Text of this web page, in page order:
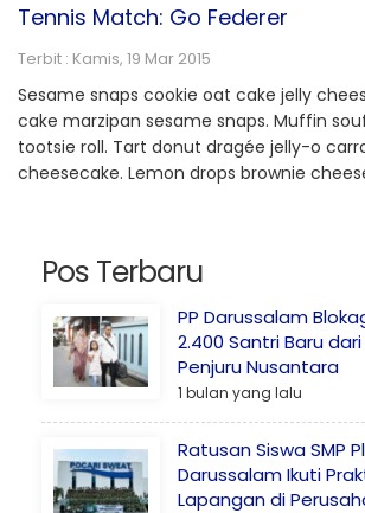
Tennis Match: Go Federer
Terbit : Kamis, 19 Mar 2015
Sesame snaps cookie oat cake jelly
cake marzipan sesame snaps. Muffin
tootsie roll. Tart donut dragée jelly-o
cheesecake. Lemon drops brownie
Pos Terbaru
PP Darussalam
2.400 Santri Baru
Penjuru Nusantara
1 bulan yang lalu
Ratusan Siswa SMP
Darussalam Ikuti
Lapangan di